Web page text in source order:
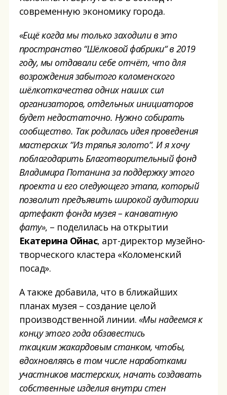
современную экономику города.
«Ещёкогда мытолькозаходили в это
пространство “Шёлковой фабрики“ в 2019
году, мы отдавали себе отчёт, чтодля
возрождениязабытогоколоменского
шёлкоткачестваоднихнаших сил
организаторов, отдельных инициаторов
будет недостаточно. Нужно собирать
сообщество. Так родилась идея проведения
мастерских “Из тряпья золото“.И яхочу
поблагодарить Благотворительный фонд
Владимира Потанина за поддержку этого
проекта и его следующего этапа, который
позволит предъявить широкой аудитории
артефакт фонда музея –канаватную
фату», – поделилась на открытии
Екатерина Ойнас, арт-директор музейно-
творческого кластера «Коломенский
посад».
А также добавила, что в ближайших
планах музея – создание целой
производственной линии. «Мынадеемсяк
концу этого года обзавестись
ткацкимжакардовымстанком, чтобы,
вдохновляясь в том числе наработками
участников мастерских, начать создавать
собственные изделиявнутри стен